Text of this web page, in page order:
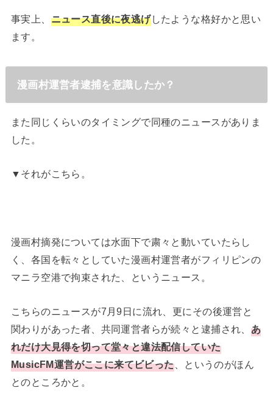
事実上、 ニュース直後に夜逃げしたような格好かと思い
ます。
漫画村運営者逮捕を意識したか？
また同じくらいのタイミングで同種のニュースがありま
した。
▼それがこちら。
漫画村摘発については水面下で粛々と動いていたらし
く、各国を転々としていた漫画村運営者がフィリピンの
マニラ空港で拘束された、というニュース。
こちらのニュースが7月9日に流れ、更にその後運営と
関わりがあった者、共同運営者らが続々と逮捕され、 あ
れだけ大見得を切って堂々と違法配信していた
MusicFM運営がここに来てビビった、というのがほん
とのところかと。